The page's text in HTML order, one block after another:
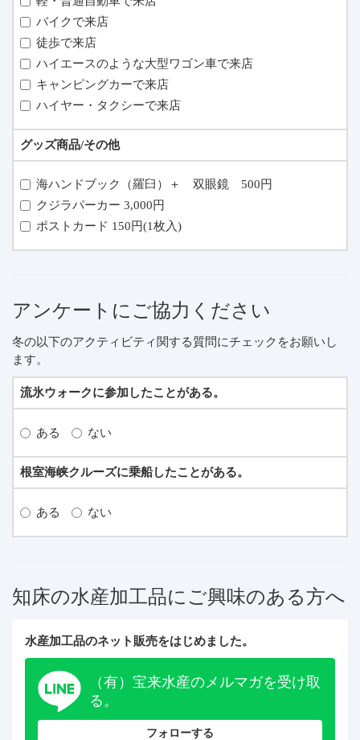
バイクで来店
徒歩で来店
ハイエースのような大型ワゴン車で来店
キャンピングカーで来店
ハイヤー・タクシーで来店
グッズ商品/その他
海ハンドブック（羅臼）＋ 双眼鏡 500円
クジラパーカー 3,000円
ポストカード 150円(1枚入)
アンケートにご協力ください
冬の以下のアクティビティ関する質問にチェックをお願いし
ます。
流氷ウォークに参加したことがある。
ある ない
根室海峡クルーズに乗船したことがある。
ある ない
知床の水産加工品にご興味のある方へ
水産加工品のネット販売をはじめました。
（有）宝来水産のメルマガを受け取
る。
フォローする